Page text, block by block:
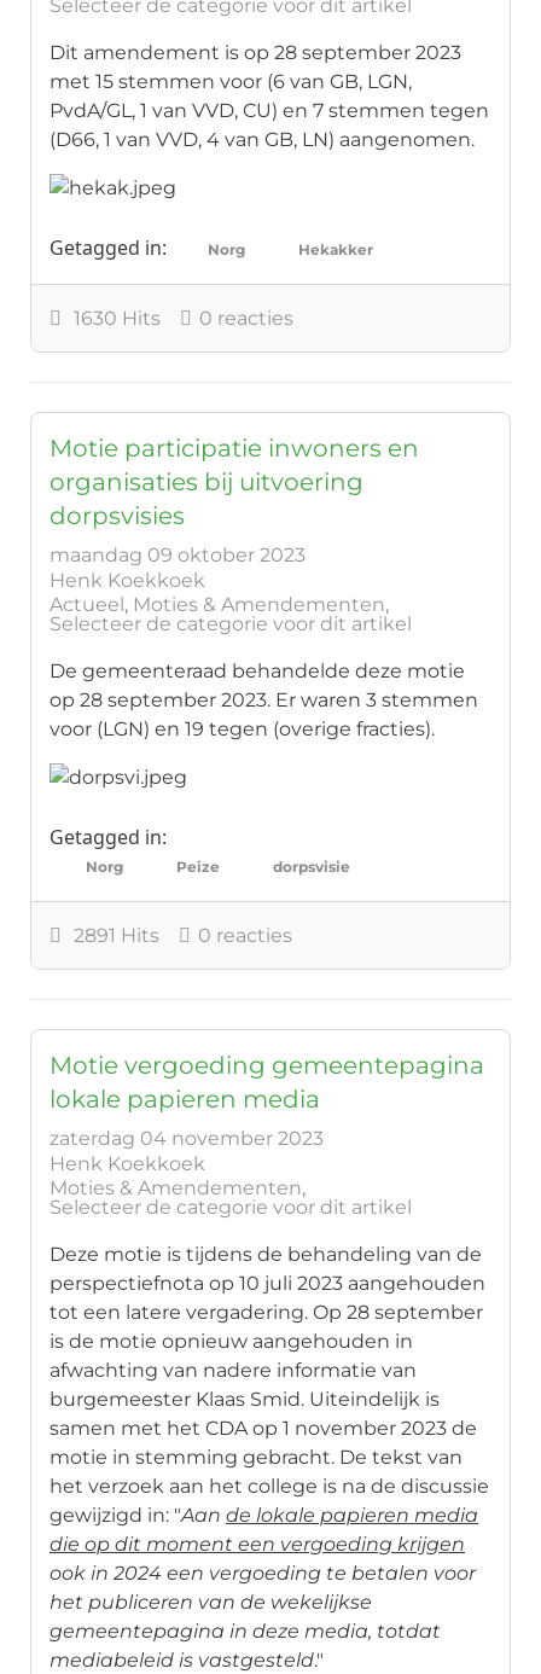
Selecteer de categorie voor dit artikel
Dit amendement is op 28 september 2023
met 15 stemmen voor (6 van GB, LGN,
PvdA/GL, 1 van VVD, CU) en 7 stemmen tegen
(D66, 1 van VVD, 4 van GB, LN) aangenomen.
Getagged in: Norg Hekakker
1630 Hits 0 reacties
Motie participatie inwoners en
organisaties bij uitvoering
dorpsvisies
maandag 09 oktober 2023
Henk Koekkoek
Actueel Moties & Amendementen
Selecteer de categorie voor dit artikel
De gemeenteraad behandelde deze motie
op 28 september 2023. Er waren 3 stemmen
voor (LGN) en 19 tegen (overige fracties).
Getagged in:
Norg Peize dorpsvisie
2891 Hits 0 reacties
Motie vergoeding gemeentepagina
lokale papieren media
zaterdag 04 november 2023
Henk Koekkoek
Moties & Amendementen
Selecteer de categorie voor dit artikel
Deze motie is tijdens de behandeling van de
perspectiefnota op 10 juli 2023 aangehouden
tot een latere vergadering. Op 28 september
is de motie opnieuw aangehouden in
afwachting van nadere informatie van
burgemeester Klaas Smid. Uiteindelijk is
samen met het CDA op 1 november 2023 de
motie in stemming gebracht. De tekst van
het verzoek aan het college is na de discussie
gewijzigd in: "Aan de lokale papieren media
die op dit moment een vergoeding krijgen
ook in 2024 een vergoeding te betalen voor
het publiceren van de wekelijkse
gemeentepagina in deze media, totdat
mediabeleid is vastgesteld."